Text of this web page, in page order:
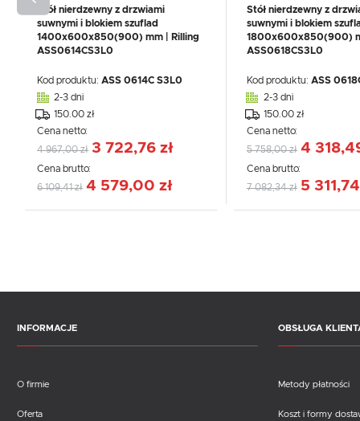
Stół nierdzewny z drzwiami
suwnymi i blokiem szuflad
1400x600x850(900) mm | Rilling
ASS0614CS3L0
Kod produktu:ASS 0614C S3L0
2-3 dni
150.00 zł
Cena netto:
4 967,00 zł 3 722,76 zł
Cena brutto:
6 109,41 zł 4 579,00 zł
Stół nierdzewny z
suwnymi i blokiem
1800x600x850(900)
ASS0618CS3L0
Kod produktu: ASS
2-3 dni
150.00 zł
Cena netto:
5 758,00 zł 4
Cena brutto:
7 082,34 zł 5
INFORMACJE
O firmie
Oferta
OBSŁUGA
Metody płatności
Koszt i formy